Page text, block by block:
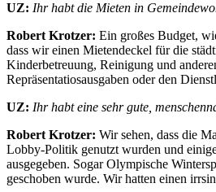
UZ: Ihr habt die Mieten in
Robert Krotzer: Ein großes Budget,
dass wir einen Mietendeckel für die
Kinderbetreuung, Reinigung und
Repräsentatiosausgaben oder den
UZ: Ihr habt eine sehr gute,
Robert Krotzer: Wir sehen, dass die
Lobby-Politik genutzt wurden und
ausgegeben. Sogar Olympische
geschoben wurde. Wir hatten einen